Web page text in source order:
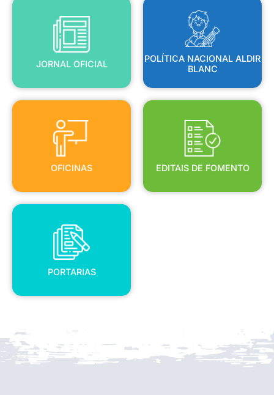
JORNAL OFICIAL
JORNAL OFICIAL
POLÍTICA NACIONAL ALDIR
BLANC
POLÍTICA NACIONAL ALDIR
BLANC
OFICINAS
OFICINAS
EDITAIS DE FOMENTO
EDITAIS DE FOMENTO
PORTARIAS
PORTARIAS